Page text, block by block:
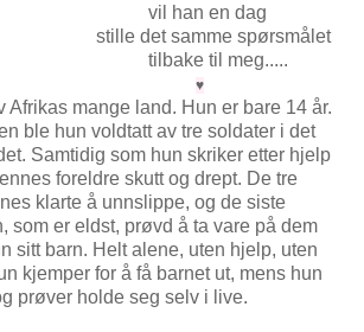
en dag
spørsmålet
til meg.....
♥
Afrikas mange land. Hun er bare 14 år.
ble hun voldtatt av tre soldater i det
Samtidig som hun skriker etter hjelp
foreldre skutt og drept. De tre
klarte å unnslippe, og de siste
som er eldst, prøvd å ta vare på dem
sitt barn. Helt alene, uten hjelp, uten
kjemper for å få barnet ut, mens hun
prøver holde seg selv i live.